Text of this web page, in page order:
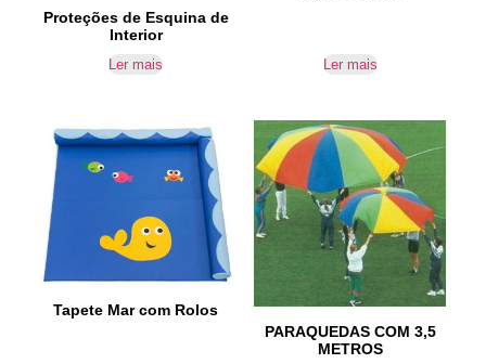
Proteções de Esquina de
Interior
Ler mais Ler mais
Tapete Mar com Rolos
PARAQUEDAS COM 3,5
METROS